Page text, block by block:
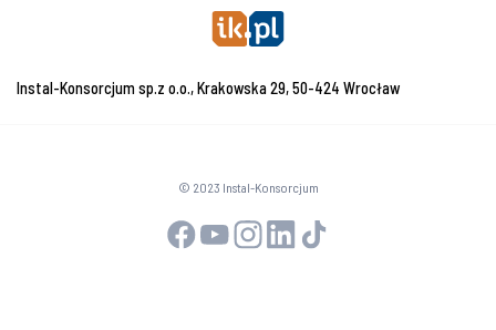
Instal-Konsorcjum sp.z o.o., Krakowska 29, 50-424 Wrocław
© 2023 Instal-Konsorcjum